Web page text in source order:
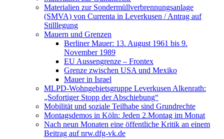
Materialien zur Sondermüllverbrennungsanlage
(SMVA) von Currenta in Leverkusen / Antrag auf
Stilllegung
Mauern und Grenzen
Berliner Mauer: 13. August 1961 bis 9.
November 1989
EU Aussengrenze – Frontex
Grenze zwischen USA und Mexiko
Mauer in Israel
MLPD-Wohngebietsgruppe Leverkusen Alkenrath:
„Sofortiger Stopp der Abschiebung“
Mobilität und soziale Teilhabe sind Grundrechte
Montagsdemos in Köln: Jeden 2.Montag im Monat
Nach neun Monaten eine öffentliche Kritik an einem
Beitrag auf nrw.dfg-vk.de